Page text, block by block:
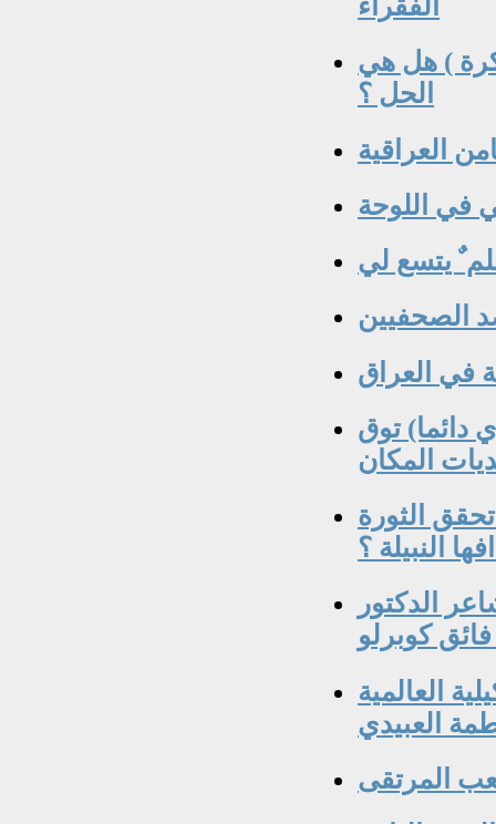
الفقراء
) هل هي
الحل ؟
العراقية
في اللوحة
يتسع لي
الصحفيين
في العراق
دائما) توق
المكان
الثورة
النبيلة ؟
الدكتور
كوبرلو
العالمية
العبيدي